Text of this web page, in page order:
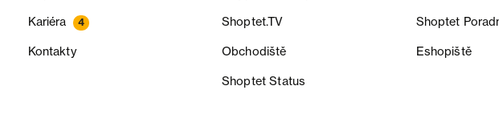
Kariéra 4
Kontakty
Shoptet.TV Shoptet
Obchodiště Eshopiště
Shoptet Status